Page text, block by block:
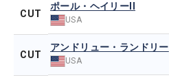
CUT
ポール・ヘイリーII
USA
CUT
アンドリュー・ランドリー
USA